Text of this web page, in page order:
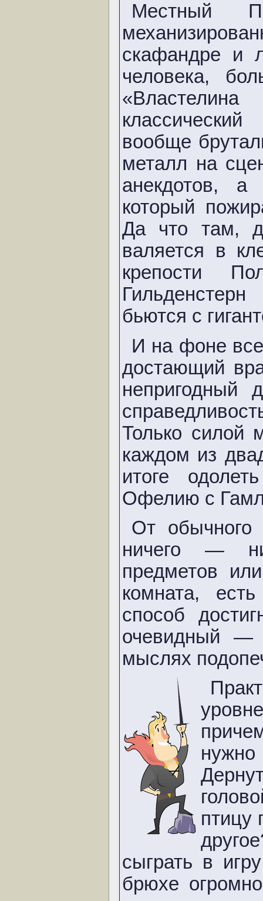
Местный
скафандре и
человека,
вообще
металл на
анекдотов,
который
Да что там,
валяется в
крепости
бьются с
И на фоне
достающий
непригодный
Только силой
каждом из
итоге
Офелию с
От обычного
ничего —
предметов
комната,
способ
очевидный —
мыслях
птицу
сыграть в
брюхе